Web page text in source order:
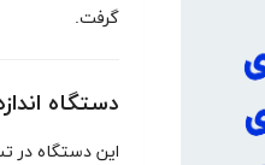
گرفت.
دستگاه
این دستگاه در